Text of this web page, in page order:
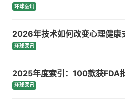
环球医讯
2026年技术如何改变心理健康
环球医讯
2025年度索引：100款获FDA
环球医讯